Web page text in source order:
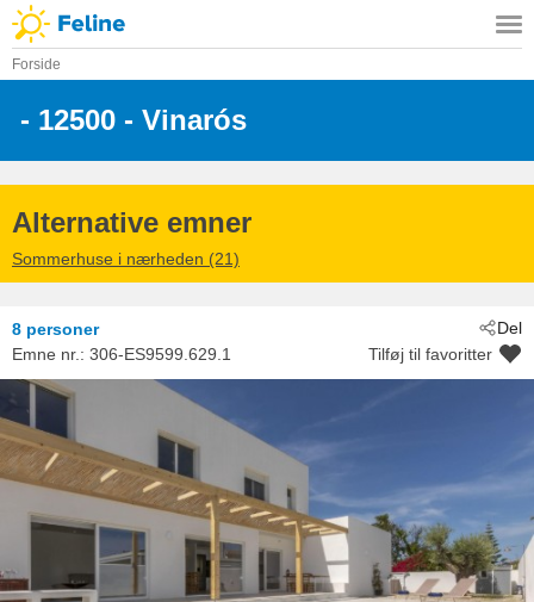
Forside
- 12500 - Vinarós
Alternative emner
Sommerhuse i nærheden (21)
Del
8 personer
Emne nr.: 306-ES9599.629.1 Tilføj til favoritter